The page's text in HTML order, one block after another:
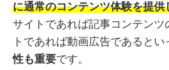
に通常のコンテンツ体験を提供
サイトであれば記事コンテンツ
トであれば動画広告であるとい
性も重要です。